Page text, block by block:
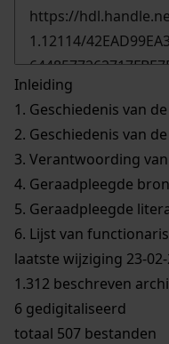
Inleiding
1. Geschiedenis van
2. Geschiedenis van
3. Verantwoording
4. Geraadpleegde
5. Geraadpleegde
6. Lijst van
laatste wijziging 23-
1.312 beschreven
6 gedigitaliseerd
totaal 507 bestanden